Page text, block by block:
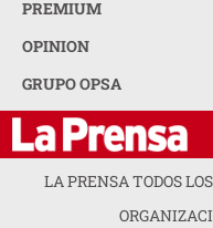
PREMIUM
OPINION
GRUPO OPSA
LA PRENSA TODOS